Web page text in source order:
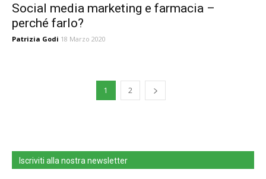
Social media marketing e farmacia –
perché farlo?
Patrizia Godi 18 Marzo 2020
1 2
Iscriviti alla nostra newsletter